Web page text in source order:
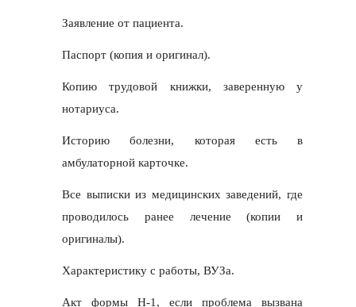
Заявление от пациента.
Паспорт (копия и оригинал).
Копию трудовой книжки, заверенную у
нотариуса.
Историю болезни, которая есть в
амбулаторной карточке.
Все выписки из медицинских заведений, где
проводилось ранее лечение (копии и
оригиналы).
Характеристику с работы, ВУЗа.
Акт формы Н-1, если проблема вызвана